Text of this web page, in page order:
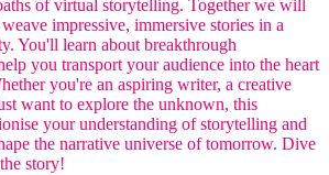
of virtual storytelling. Together we will
impressive, immersive stories in a
You'll learn about breakthrough
you transport your audience into the heart
you're an aspiring writer, a creative
want to explore the unknown, this
your understanding of storytelling and
the narrative universe of tomorrow. Dive
story!